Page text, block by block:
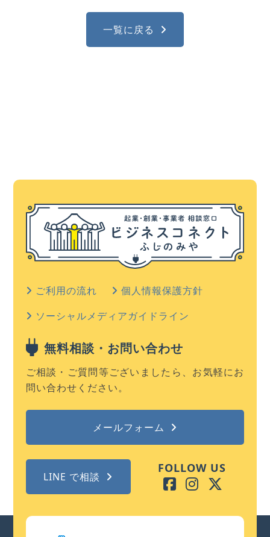
一覧に戻る
ご利用の流れ
個人情報保護方針
ソーシャルメディアガイドライン
無料相談・お問い合わせ
ご相談・ご質問等ございましたら、お気軽にお
問い合わせください。
メールフォーム
LINE で相談
FOLLOW US